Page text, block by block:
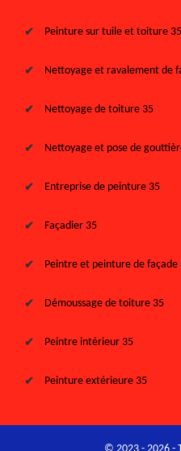
Peinture sur tuile et toiture 35
Nettoyage et ravalement de
Nettoyage de toiture 35
Nettoyage et pose de
Entreprise de peinture 35
Façadier 35
Peintre et peinture de façade
Démoussage de toiture 35
Peintre intérieur 35
Peinture extérieure 35